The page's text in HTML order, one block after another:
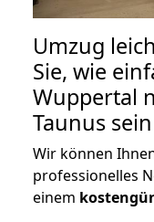
Umzug
Sie, wie
Wuppertal
Taunus
Wir können
professionelles
einem